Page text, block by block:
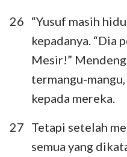
26 “Yusuf masih
kepadanya. “Dia
Mesir!”
termangu-
kepada mereka.
27 Tetapi setelah
semua yang